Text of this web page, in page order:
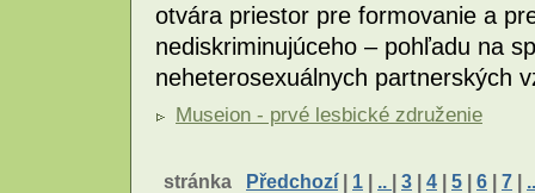
otvára priestor pre formovanie a
nediskriminujúceho – pohľadu na
neheterosexuálnych partnerských
Museion - prvé lesbické združenie
stránka Předchozí| 1 | .. | 3 | 4 | 5 | 6 | 7 | ..